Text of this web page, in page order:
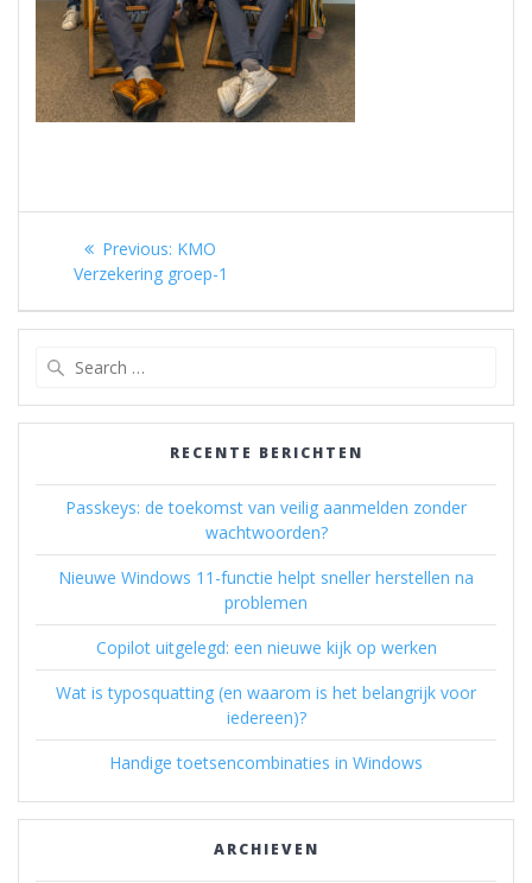
Berichtnavigatie
Previous: Previous
post:
KMO
Verzekering groep-1
RECENTE BERICHTEN
Passkeys: de toekomst van veilig aanmelden zonder
wachtwoorden?
Nieuwe Windows 11-functie helpt sneller herstellen na
problemen
Copilot uitgelegd: een nieuwe kijk op werken
Wat is typosquatting (en waarom is het belangrijk voor
iedereen)?
Handige toetsencombinaties in Windows
ARCHIEVEN